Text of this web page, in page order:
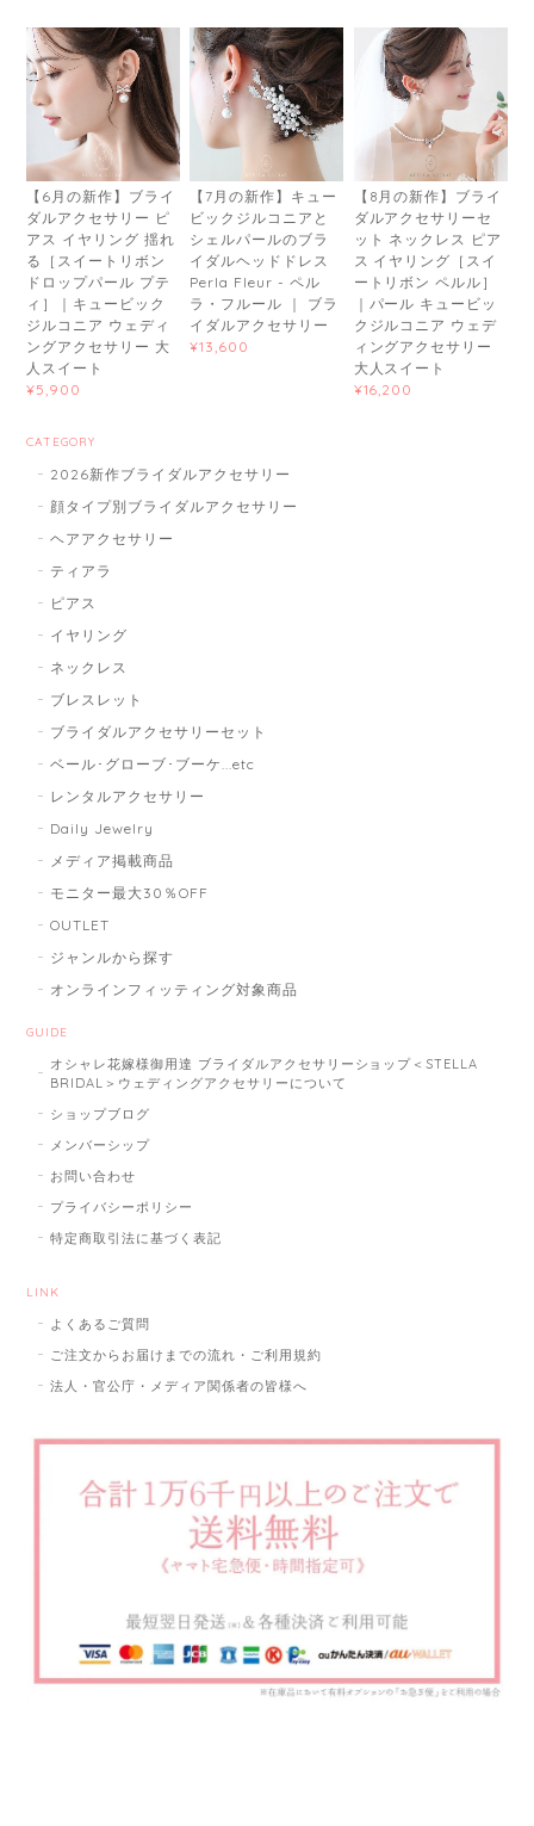
【6月の新作】ブライ
ダルアクセサリー ピ
アス イヤリング 揺れ
る［スイートリボン
ドロップパール プテ
ィ］｜キュービック
ジルコニア ウェディ
ングアクセサリー 大
人スイート
¥5,900
【7月の新作】キュー
ビックジルコニアと
シェルパールのブラ
イダルヘッドドレス
Perla Fleur - ペル
ラ・フルール ｜ ブラ
イダルアクセサリー
¥13,600
【8月の新作】ブライ
ダルアクセサリーセ
ット ネックレス ピア
ス イヤリング［スイ
ートリボン ペルル］
｜パール キュービッ
クジルコニア ウェデ
ィングアクセサリー
大人スイート
¥16,200
CATEGORY
2026新作ブライダルアクセサリー
顔タイプ別ブライダルアクセサリー
ヘアアクセサリー
ティアラ
ピアス
イヤリング
ネックレス
ブレスレット
ブライダルアクセサリーセット
ベール･グローブ･ブーケ...etc
レンタルアクセサリー
Daily Jewelry
メディア掲載商品
モニター最大30％OFF
OUTLET
ジャンルから探す
オンラインフィッティング対象商品
GUIDE
オシャレ花嫁様御用達 ブライダルアクセサリーショップ＜STELLA
BRIDAL＞ウェディングアクセサリーについて
ショップブログ
メンバーシップ
お問い合わせ
プライバシーポリシー
特定商取引法に基づく表記
LINK
よくあるご質問
ご注文からお届けまでの流れ・ご利用規約
法人・官公庁・メディア関係者の皆様へ